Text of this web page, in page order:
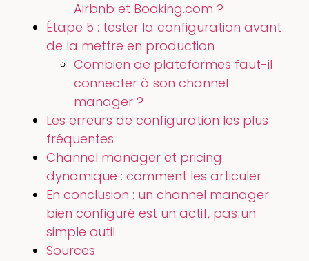
Airbnb et Booking.com ?
Étape 5 : tester la configuration avant
de la mettre en production
Combien de plateformes faut-il
connecter à son channel
manager ?
Les erreurs de configuration les plus
fréquentes
Channel manager et pricing
dynamique : comment les articuler
En conclusion : un channel manager
bien configuré est un actif, pas un
simple outil
Sources